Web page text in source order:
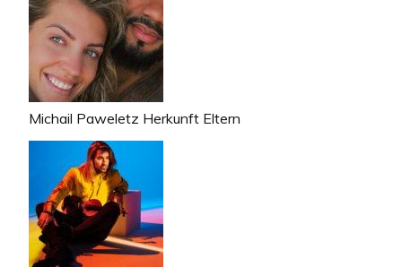
Michail Paweletz Herkunft Eltern